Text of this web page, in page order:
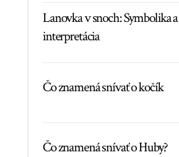
Lanovka v snoch: Symbolika a
interpretácia
Čo znamená snívať o kočík
Čo znamená snívať o Huby?